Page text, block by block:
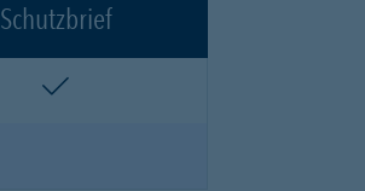
Schutzbrief
enthalten